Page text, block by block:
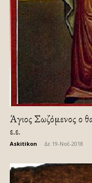
Άγιος Σωζόμενος ο
ε.ε.
Askitikon Δε 19-Νοέ-2018